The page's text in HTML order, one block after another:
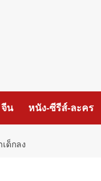
จีน หนัง-ซีรีส์-ละคร
ด็กลง